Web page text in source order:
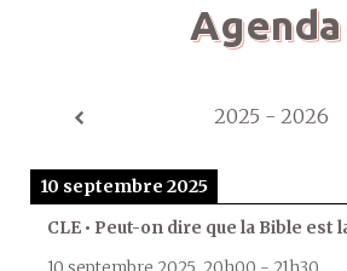
Agenda
2025 - 2026
10 septembre 2025
CLE • Peut-on dire que la Bible est